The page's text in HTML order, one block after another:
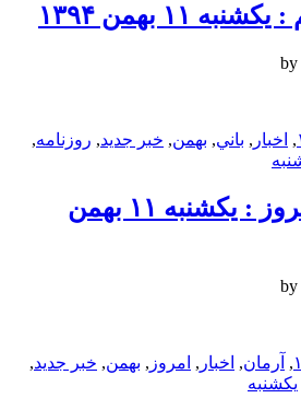
۱۱ بهمن ۱۳۹۴
, اخبار , باني, بهمن, خبر جدید, روزنامه,
روزنامه آرمان امروز : یکشنبه‌ ۱۱ بهمن
, آرمان, اخبار , امروز , بهمن, خبر جدید,
یکشنبه‌